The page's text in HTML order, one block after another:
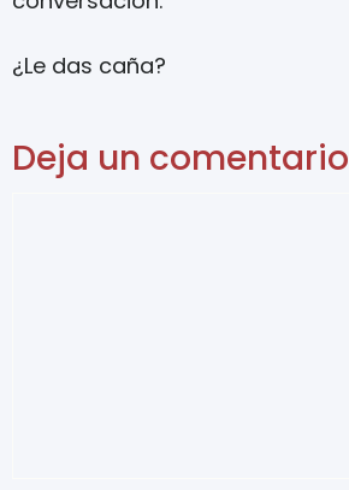
¿Le das caña?
Deja un comentario